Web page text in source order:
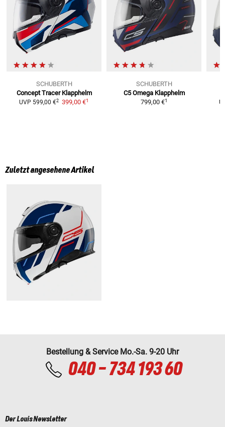
SCHUBERTH
Concept Tracer Klapphelm
UVP 599,00 €2 399,00 €1
SCHUBERTH
C5 Omega Klapphelm
799,00 €1
Zuletzt angesehene Artikel
Bestellung & Service Mo.-Sa. 9-20 Uhr
040 - 734 193 60
Der Louis Newsletter